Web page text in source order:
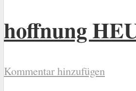
hoffnung
Kommentar hinzufügen